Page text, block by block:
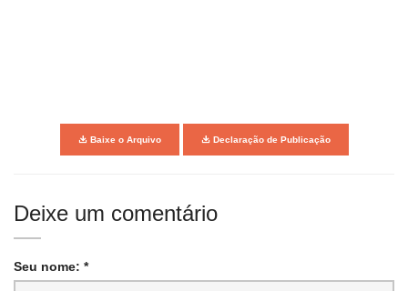
Baixe o Arquivo Declaração de Publicação
Deixe um comentário
Seu nome: *